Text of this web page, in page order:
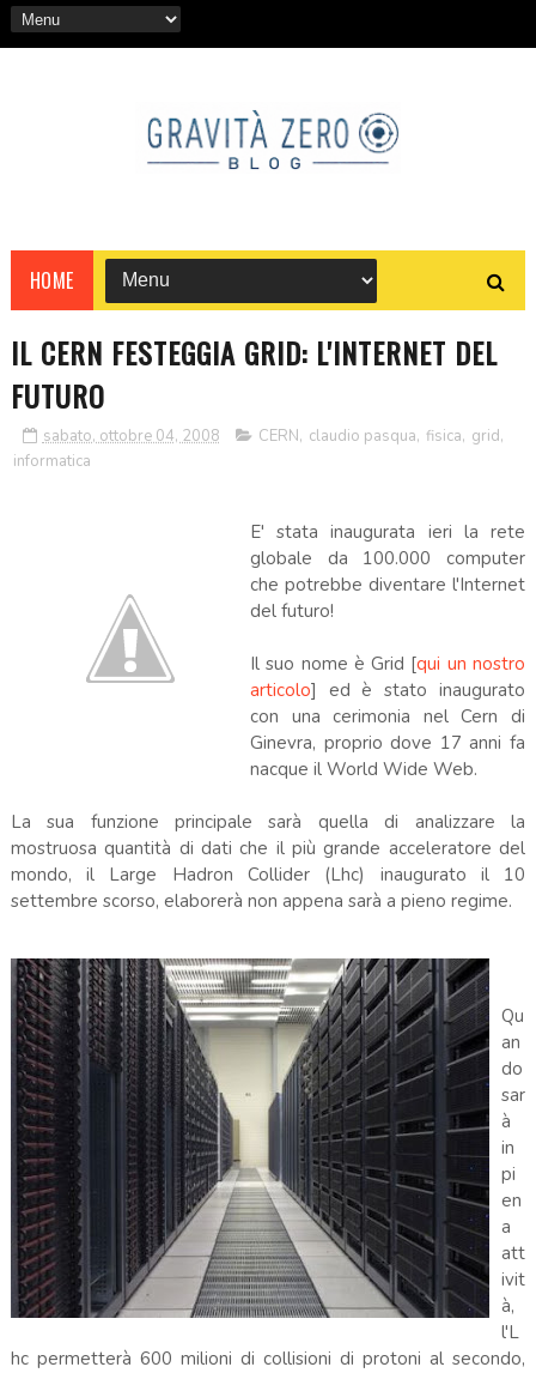
HOME
IL CERN FESTEGGIA GRID: L'INTERNET DEL
FUTURO
sabato, ottobre 04, 2008 CERN, claudio pasqua, fisica, grid,
informatica
E' stata inaugurata ieri la rete
globale da 100.000 computer
che potrebbe diventare l'Internet
del futuro!
Il suo nome è Grid [qui un nostro
articolo] ed è stato inaugurato
con una cerimonia nel Cern di
Ginevra, proprio dove 17 anni fa
nacque il World Wide Web.
La sua funzione principale sarà quella di analizzare la
mostruosa quantità di dati che il più grande acceleratore del
mondo, il Large Hadron Collider (Lhc) inaugurato il 10
settembre scorso, elaborerà non appena sarà a pieno regime.
Qu
an
do
sar
à
in
pi
en
a
att
ivit
à,
l'L
hc permetterà 600 milioni di collisioni di protoni al secondo,